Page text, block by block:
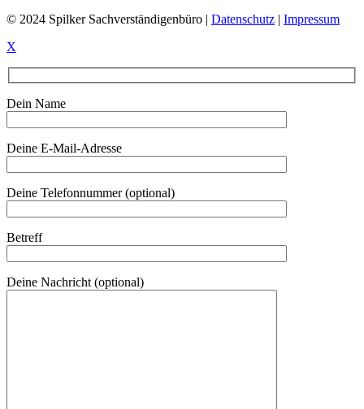
© 2024 Spilker Sachverständigenbüro | Datenschutz | Impressum
X
Dein Name
Deine E-Mail-Adresse
Deine Telefonnummer (optional)
Betreff
Deine Nachricht (optional)